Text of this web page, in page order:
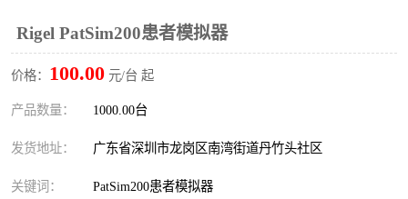
Rigel PatSim200患者模拟器
价格： 100.00 元/台 起
产品数量： 1000.00台
发货地址： 广东省深圳市龙岗区南湾街道丹竹头社区
关键词： PatSim200患者模拟器